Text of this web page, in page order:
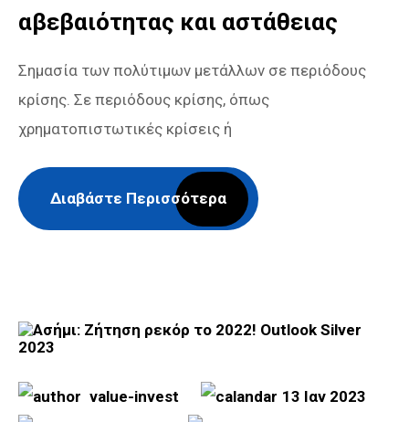
αβεβαιότητας και αστάθειας
Σημασία των πολύτιμων μετάλλων σε περιόδους
κρίσης. Σε περιόδους κρίσης, όπως
χρηματοπιστωτικές κρίσεις ή
Διαβάστε Περισσότερα
value-invest
13 Ιαν 2023